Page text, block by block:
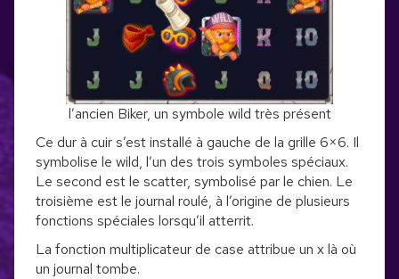
l’ancien Biker, un symbole wild très présent
Ce dur à cuir s’est installé à gauche de la grille 6×6. Il
symbolise le wild, l’un des trois symboles spéciaux.
Le second est le scatter, symbolisé par le chien. Le
troisième est le journal roulé, à l’origine de plusieurs
fonctions spéciales lorsqu’il atterrit.
La fonction multiplicateur de case attribue un x là où
un journal tombe.